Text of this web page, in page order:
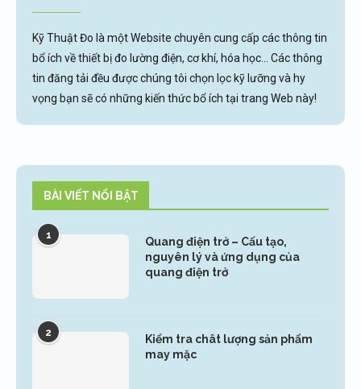
Kỹ Thuật Đo là một Website chuyên cung cấp các thông tin
bổ ích về thiết bị đo lường điện, cơ khí, hóa học... Các thông
tin đăng tải đều được chúng tôi chọn lọc kỹ lưỡng và hy
vọng bạn sẽ có những kiến thức bổ ích tại trang Web này!
BÀI VIẾT NỔI BẬT
1
Quang điện trở – Cấu tạo,
nguyên lý và ứng dụng của
quang điện trở
2
Kiểm tra chât lượng sản phẩm
may mặc